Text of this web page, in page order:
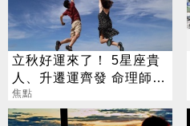
立秋好運來了！ 5星座貴
人、升遷運齊發 命理師：
把握黃金轉運期
焦點